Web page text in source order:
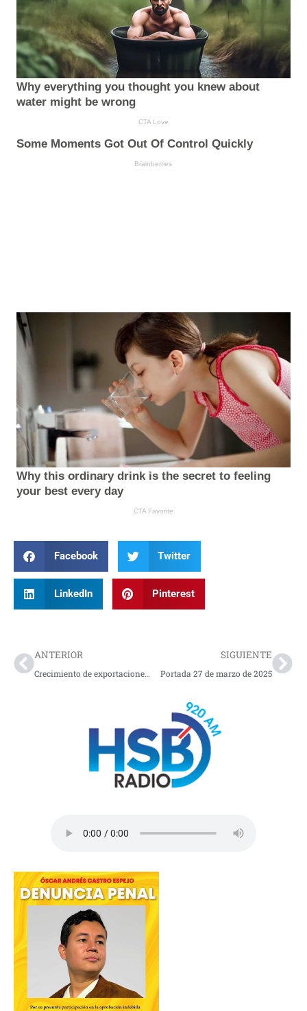
Facebook Twitter
LinkedIn Pinterest
ANTERIOR
Crecimiento de exportaciones de productos forestales maderables fue de tan solo 4,7%
SIGUIENTE
Portada 27 de marzo de 2025